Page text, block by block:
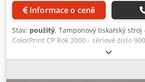
TECHNICKÉ SPECIFIKACE Specifikace
proces Hlubotisk Počet barev 8 Šířka
tisku 450 – 1 050 mm Průměr odvíjecího
Odvíjecí systém Automatický odvíjecí a
volitelným spojením za chodu a
kotouče Sušicí systém S plynovým
korónou Ano Řízení viskozity barvy Ano
Informace o ceně
Stav: použitý, Tamponový tiskařský stroj
ColorPrint CP Rok 2000 - sériové číslo
801-S / Typ CP 801- Přítlačná síla 450N
barevné použití 80x80 mm až 80x200
1-barevné použití 80x80 mm až 80x200